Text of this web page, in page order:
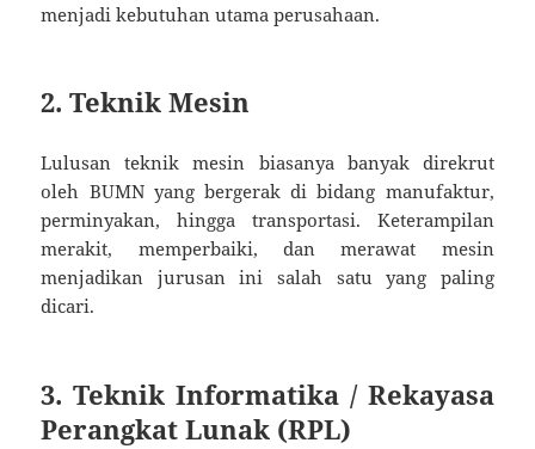
menjadi kebutuhan utama perusahaan.
2.Teknik Mesin
Lulusan teknik mesin biasanya banyak direkrut
oleh BUMN yang bergerak di bidang manufaktur,
perminyakan, hingga transportasi. Keterampilan
merakit, memperbaiki, dan merawat mesin
menjadikan jurusan ini salah satu yang paling
dicari.
3.Teknik Informatika / Rekayasa
Perangkat Lunak (RPL)